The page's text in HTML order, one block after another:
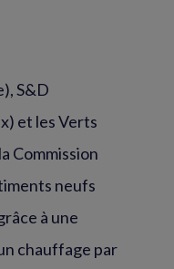
S&D
et les Verts
Commission
neufs
à une
chauffage par